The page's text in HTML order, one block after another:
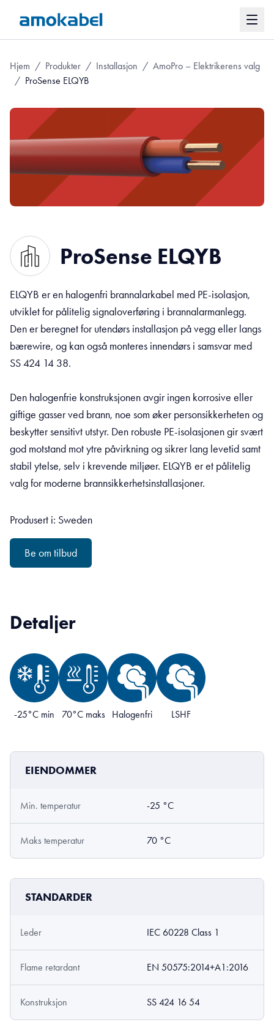
Hjem / Produkter / Installasjon / AmoPro – Elektrikerens valg
/ ProSense ELQYB
ProSense ELQYB
ELQYB er en halogenfri brannalarkabel med PE-isolasjon,
utviklet for pålitelig signaloverføring i brannalarmanlegg.
Den er beregnet for utendørs installasjon på vegg eller langs
bærewire, og kan også monteres innendørs i samsvar med
SS 424 14 38.
Den halogenfrie konstruksjonen avgir ingen korrosive eller
giftige gasser ved brann, noe som øker personsikkerheten og
beskytter sensitivt utstyr. Den robuste PE-isolasjonen gir svært
god motstand mot ytre påvirkning og sikrer lang levetid samt
stabil ytelse, selv i krevende miljøer. ELQYB er et pålitelig
valg for moderne brannsikkerhetsinstallasjoner.
Produsert i: Sweden
Be om tilbud
Detaljer
-25°C min 70°C maks Halogenfri LSHF
EIENDOMMER
Min. temperatur -25 °C
Maks temperatur 70 °C
STANDARDER
Leder IEC 60228 Class 1
Flame retardant EN 50575:2014+A1:2016
Konstruksjon SS 424 16 54